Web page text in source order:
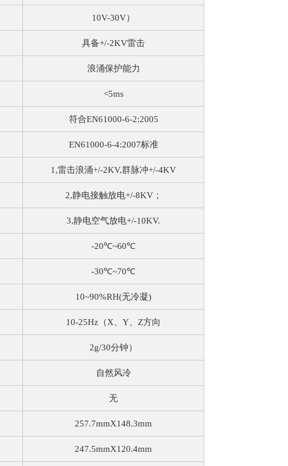
10V-30V）
具备+/-2KV雷击
浪涌保护能力
<5ms
符合EN61000-6-2:2005
EN61000-6-4:2007标准
1,雷击浪涌+/-2KV,群脉冲+/-4KV
2,静电接触放电+/-8KV；
3,静电空气放电+/-10KV.
-20℃~60℃
-30℃~70℃
10~90%RH(无冷凝)
10-25Hz（X、Y、Z方向
2g/30分钟）
自然风冷
无
257.7mmX148.3mm
247.5mmX120.4mm